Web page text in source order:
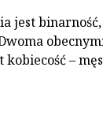
jest
–